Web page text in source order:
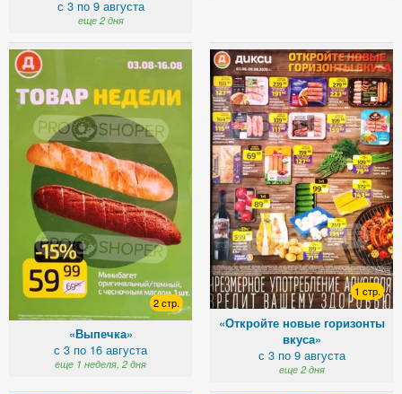
с 3 по 9 августа
еще 2 дня
2 стр.
«Выпечка»
с 3 по 16 августа
еще 1 неделя, 2 дня
1 стр.
«Откройте новые горизонты
вкуса»
с 3 по 9 августа
еще 2 дня